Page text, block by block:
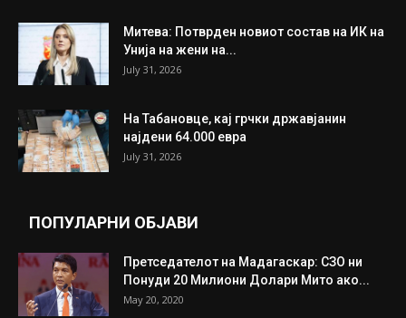
Митева: Потврден новиот состав на ИК на
Унија на жени на...
July 31, 2026
На Табановце, кај грчки државјанин
најдени 64.000 евра
July 31, 2026
ПОПУЛАРНИ ОБЈАВИ
Претседателот на Мадагаскар: СЗО ни
Понуди 20 Милиони Долари Мито ако...
May 20, 2020